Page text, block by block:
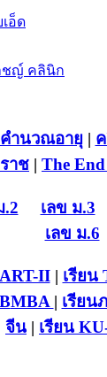
ำนวณอายุ |
าช | The
.2 เลข ม.3
เลข ม.6
II| เรียน
MBA | เรียน
จีน | เรียน